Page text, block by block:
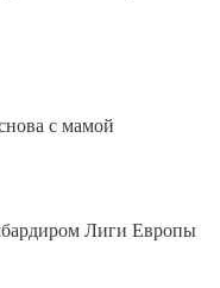
с мамой
Лиги Европы